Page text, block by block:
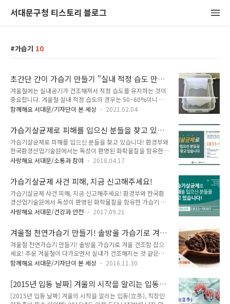
서대문구청 티스토리 블로그
가습기 10
초간단 간이 가습기 만들기 "실내 적정 습도 만들
자"
겨울철에는 실내공기가 건조해져서 적정 습도를 유지하는 것이
중요합니다. 겨울철 실내 적정 습도의 경우는 50~60%이니 생
각보다 습도 조절을 많이 해야 한답니다. 그러나 습도가 60% 를
한 좋지 않아요. 이럴 때 가습기가 유용합니다. 그러나 집에 가습
기가 없다고 불가능한 것은 아닙니다. 가습기가 없는 분들을 위
해 셀프로 초간단 간이 가습기 만드는 법을 소개해 드릴게요. 준
비물 사각 밀폐용기, 나무젓가락, 물, 키친타올 약간 등 먼저 준
비한 밀폐용기에 1/3 정도 물을 채워주세요. 그다음 나무젓가락
그리고 키친타올을 적당히 잘라주세요. 키친타올이 물에 약간만
닿게 하면 됩니다. 이렇게 ..
함께해요 서대문/기자단이 본 세상 2021.02.04
가습기살균제로 피해를 입으신 분들을 찾고 있습
니다!
가습기살균제로 피해를 입으신 분들을 찾고 있습니다! 환경부와
한국환경산업기술원에서는 독성이 판명된 화확물질을 함유한
가습기 살균제의 사용으로 인하여 건강상 피해를 입은 분이나 사
아래의 내용을 확인하시고 신청해 주시길 바랍니다. 가습기살균
제 건강피해 ○ 독성 화학물질을 함유한 가습기살균제에 노출됨
으로써 발생한 폐질환 ○ 가습기살균제 피해자인 산모의 영향으
로 야기된 태아의 유산, 사산, 조산 및 출생아의 건강이상 등의
피해 ※ '17. 9월 기준 가습기살균제 건강피해 건강피해 처리절
료비) 및 장의비(舊 장례비) ○ 경제적 지원을 위한 요양생활수
당(舊 생활자금) 및 간병비 ○ 특별유족조위..
사랑해요 서대문/소통과 참여 2018.04.17
가습기살균제 사건 피해, 지금 신고해주세요!
가습기살균제 사건 피해, 지금 신고해주세요! 환경부와 한국환
경산업기술원에서 독성이 판명된 화학물질을 함유한 가습기 살
균제의 사용으로 인해 건강상 피해를 입은 분이나 사망하신 분의
확인하고 꼭! 신청해 주세요. ■ 가습기살균제 건강피해 - 독성
화학물질을 함유한 가습기살균제에 노출됨으로써 발생한 폐질
환 - 가습기살균제 피해자인 산모의 영향으로 야기된 태아의 유
산, 사산, 조산 및 출생아의 건강 이상 등의 피해 ※ '17.9월 기준
가습기살균제 건강피해 ■ 건강피해 처리절차 ■ 지원범위 - 검
장례비) - 경제적 지원을 위한 요양생활수당(舊 생활자금) 및 간
병비 - 특별유족조위금, ..
사랑해요 서대문/건강과 안전 2017.09.21
겨울철 천연가습기 만들기! 솔방울 가습기로 겨
울 건조함 잡으세요!
겨울철 천연가습기 만들기! 솔방울 가습기로 겨울 건조함 잡으
세요! 추운 겨울철이 다가오면서 실내가 건조해지는 것 같은데
요. 그래서 준비한 시간, 천연가습기를 만들어볼까 합니다. 솔방
기는 솔방울들이 물을 머금어서 꽃봉오리처럼 오므라들다가 집
안 곳곳에 놓아 두면 솔방울의 물이 증발하면 꽃이 피고 가습기
능을 하게 되는 원리랍니다. 그럼 함께 만들어볼까요~^^ 솔방울
함께해요 서대문/기자단이 본 세상 2016.11.30
[2015년 입동 날짜] 겨울의 시작을 알리는 입동
(立冬), 직장인 월동준비 필수 아이템!
[2015년 입동 날짜] 겨울의 시작을 알리는 입동(立冬), 직장인